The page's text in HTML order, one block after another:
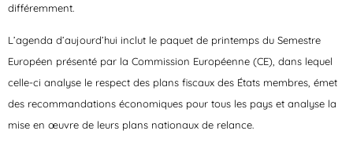
différemment.
L’agenda d’aujourd’hui inclut le paquet de printemps du Semestre
Européen présenté par la Commission Européenne (CE), dans lequel
celle-ci analyse le respect des plans fiscaux des États membres, émet
des recommandations économiques pour tous les pays et analyse la
mise en œuvre de leurs plans nationaux de relance.